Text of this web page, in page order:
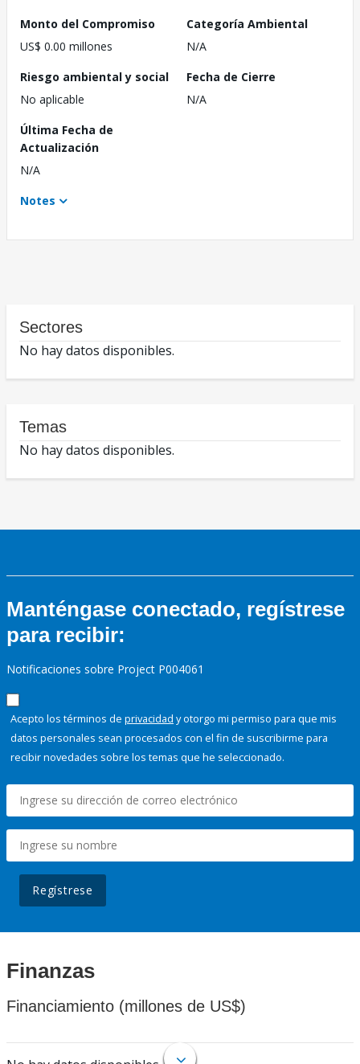
Monto del Compromiso
US$ 0.00 millones
Categoría Ambiental
N/A
Riesgo ambiental y social
No aplicable
Fecha de Cierre
N/A
Última Fecha de
Actualización
N/A
Notes
Sectores
No hay datos disponibles.
Temas
No hay datos disponibles.
Manténgase conectado, regístrese
para recibir:
Notificaciones sobre Project P004061
Acepto los términos de privacidad y otorgo mi permiso para que mis
datos personales sean procesados con el fin de suscribirme para
recibir novedades sobre los temas que he seleccionado.
Regístrese
Finanzas
Financiamiento (millones de US$)